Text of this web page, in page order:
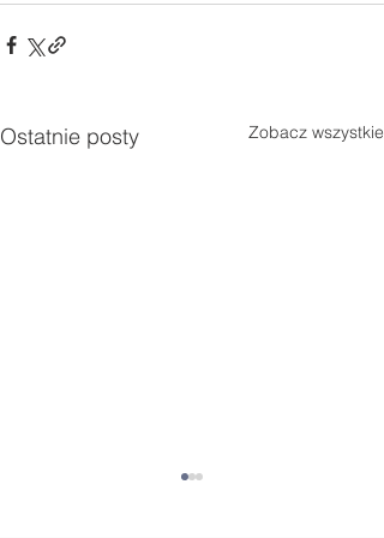
Ostatnie posty Zobacz wszystkie